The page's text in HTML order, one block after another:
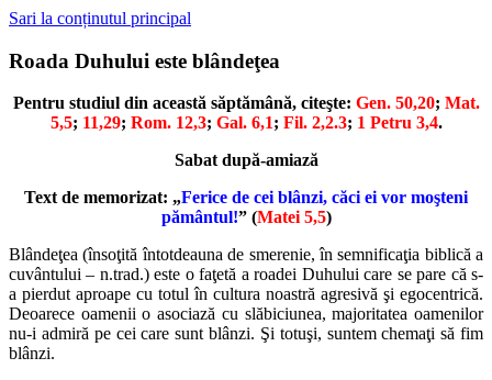
Sari la conținutul principal
Roada Duhului este blândeţea
Pentru studiul din această săptămână, citeşte: Gen. 50,20; Mat.
5,5; 11,29; Rom. 12,3; Gal. 6,1; Fil. 2,2.3; 1 Petru 3,4.
Sabat după-amiază
Text de memorizat: „Ferice de cei blânzi, căci ei vor moşteni
pământul!” (Matei 5,5)
Blândeţea (însoţită întotdeauna de smerenie, în semnificaţia biblică a
cuvântului – n.trad.) este o faţetă a roadei Duhului care se pare că s-
a pierdut aproape cu totul în cultura noastră agresivă şi egocentrică.
Deoarece oamenii o asociază cu slăbiciunea, majoritatea oamenilor
nu-i admiră pe cei care sunt blânzi. Şi totuşi, suntem chemaţi să fim
blânzi.